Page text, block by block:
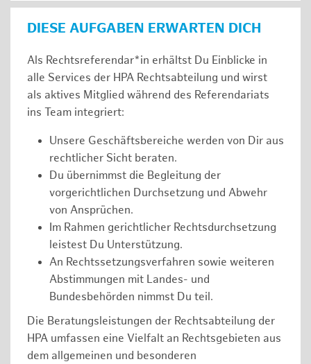
DIESE AUFGABEN ERWARTEN DICH
Als Rechtsreferendar*in erhältst Du Einblicke in
alle Services der HPA Rechtsabteilung und wirst
als aktives Mitglied während des Referendariats
ins Team integriert:
Unsere Geschäftsbereiche werden von Dir aus
rechtlicher Sicht beraten.
Du übernimmst die Begleitung der
vorgerichtlichen Durchsetzung und Abwehr
von Ansprüchen.
Im Rahmen gerichtlicher Rechtsdurchsetzung
leistest Du Unterstützung.
An Rechtssetzungsverfahren sowie weiteren
Abstimmungen mit Landes- und
Bundesbehörden nimmst Du teil.
Die Beratungsleistungen der Rechtsabteilung der
HPA umfassen eine Vielfalt an Rechtsgebieten aus
dem allgemeinen und besonderen